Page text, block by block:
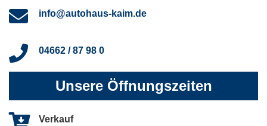
info@autohaus-kaim.de
04662 / 87 98 0
Unsere Öffnungszeiten
Verkauf